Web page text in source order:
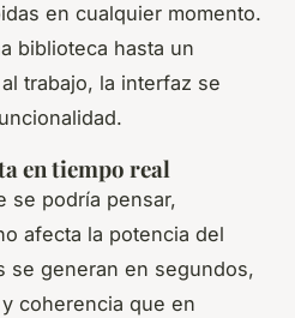
en cualquier momento.
biblioteca hasta un
trabajo, la interfaz se
en tiempo real
se podría pensar,
afecta la potencia del
se generan en segundos,
coherencia que en